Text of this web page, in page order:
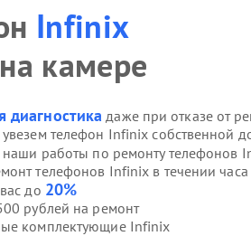
Infinix
камере
диагностика даже при отказе от
телефон Infinix собственной
наши работы по ремонту телефонов
телефонов Infinix в течении часа
до 20%
рублей на ремонт
комплектующие Infinix